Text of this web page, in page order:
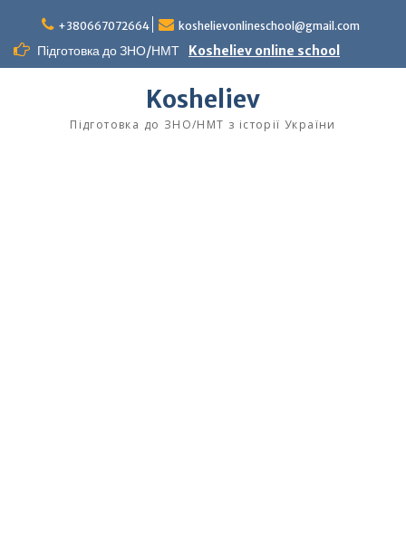
вмісту
+380667072664 koshelievonlineschool@gmail.com
Підготовка до ЗНО/НМТ Kosheliev online school
Kosheliev
Підготовка до ЗНО/НМТ з історії України